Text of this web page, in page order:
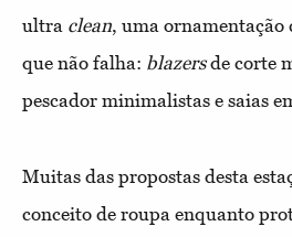
ultra clean, uma ornamentação
que não falha: blazersde corte
pescador minimalistas e saias
Muitas das propostas desta
conceito de roupa enquanto